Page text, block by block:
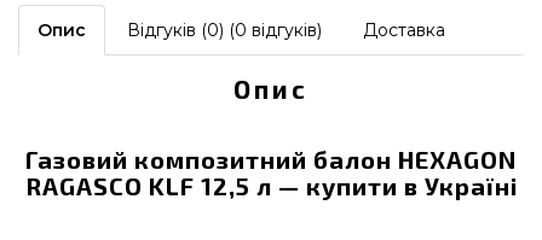
Опис Відгуків (0) (0 відгуків) Доставка
Опис
Газовий композитний балон HEXAGON
RAGASCO KLF 12,5 л — купити в Україні